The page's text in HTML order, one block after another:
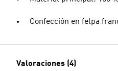
Confección en felpa
Valoraciones (4)